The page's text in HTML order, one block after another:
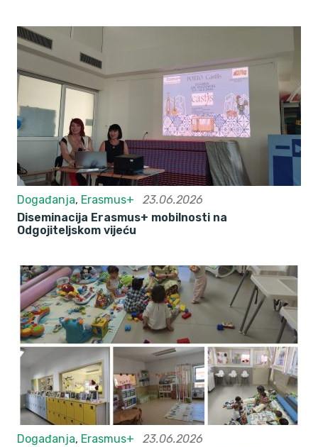
Događanja, Erasmus+
23.06.2026
Diseminacija Erasmus+ mobilnosti na
Odgojiteljskom vijeću
Događanja, Erasmus+
23.06.2026